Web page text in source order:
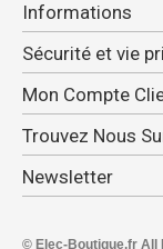
Informations
Sécurité et vie
Mon Compte
Trouvez Nous
Newsletter
© Elec-Boutique.fr All